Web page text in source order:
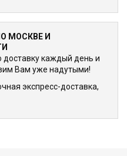
МОСКВЕ И
каждый день и
Вам уже надутыми!
экспресс-доставка,